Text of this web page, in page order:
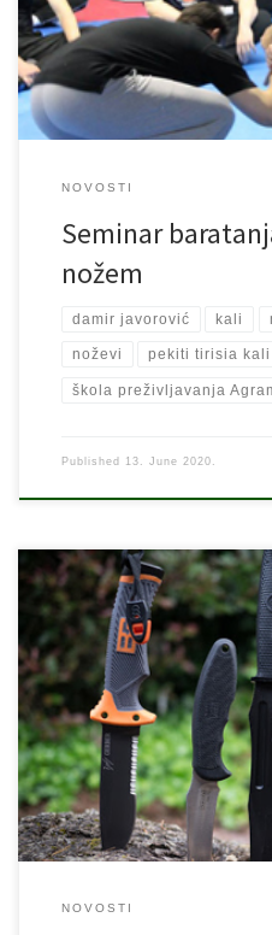
Javorović iz Nove Gradiške.
vrijeme surađuje sa gospodinom
NOVOSTI
Seminar
nožem
damir javorović kali
noževi pekiti tirisia
škola preživljavanja
Published 13. June 2020.
Većina ljudi zamišlja nož za
oštrog, skupocjenog čelika, sa
velikim zupcima na drugoj strani
baš takav nož ne treba izabrati.
postoje 6 vrsti oštrica. Preklopni
oštricom, mačete, sjekire, […]
NOVOSTI